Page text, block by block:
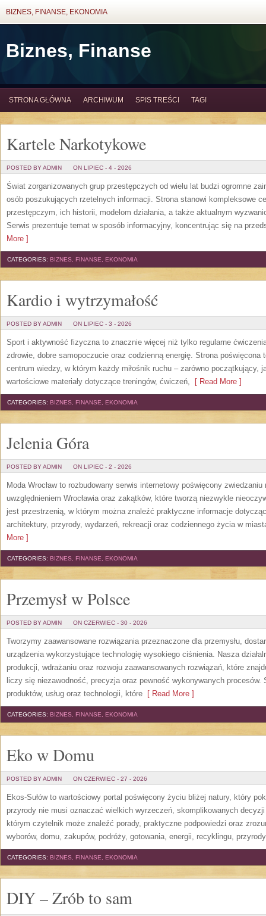
BIZNES, FINANSE, EKONOMIA
Biznes, Finanse
STRONA GŁÓWNA ARCHIWUM SPIS TREŚCI TAGI
Kartele Narkotykowe
POSTED BY ADMIN ON LIPIEC - 4 - 2026
Świat zorganizowanych grup przestępczych od wielu lat budzi ogromne
osób poszukujących rzetelnych informacji. Strona stanowi kompleksowe
przestępczym, ich historii, modelom działania, a także aktualnym
Serwis prezentuje temat w sposób informacyjny, koncentrując się na
More ]
CATEGORIES: BIZNES, FINANSE, EKONOMIA
Kardio i wytrzymałość
POSTED BY ADMIN ON LIPIEC - 3 - 2026
Sport i aktywność fizyczna to znacznie więcej niż tylko regularne
zdrowie, dobre samopoczucie oraz codzienną energię. Strona poświęcona
centrum wiedzy, w którym każdy miłośnik ruchu – zarówno początkujący,
wartościowe materiały dotyczące treningów, ćwiczeń, [ Read More ]
CATEGORIES: BIZNES, FINANSE, EKONOMIA
Jelenia Góra
POSTED BY ADMIN ON LIPIEC - 2 - 2026
Moda Wrocław to rozbudowany serwis internetowy poświęcony
uwzględnieniem Wrocławia oraz zakątków, które tworzą niezwykle
jest przestrzenią, w którym można znaleźć praktyczne informacje
architektury, przyrody, wydarzeń, rekreacji oraz codziennego życia w
More ]
CATEGORIES: BIZNES, FINANSE, EKONOMIA
Przemysł w Polsce
POSTED BY ADMIN ON CZERWIEC - 30 - 2026
Tworzymy zaawansowane rozwiązania przeznaczone dla przemysłu,
urządzenia wykorzystujące technologię wysokiego ciśnienia. Nasza
produkcji, wdrażaniu oraz rozwoju zaawansowanych rozwiązań, które
liczy się niezawodność, precyzja oraz pewność wykonywanych procesów.
produktów, usług oraz technologii, które [ Read More ]
CATEGORIES: BIZNES, FINANSE, EKONOMIA
Eko w Domu
POSTED BY ADMIN ON CZERWIEC - 27 - 2026
Ekos-Sułów to wartościowy portal poświęcony życiu bliżej natury, który
przyrody nie musi oznaczać wielkich wyrzeczeń, skomplikowanych
którym czytelnik może znaleźć porady, praktyczne podpowiedzi oraz
wyborów, domu, zakupów, podróży, gotowania, energii, recyklingu,
CATEGORIES: BIZNES, FINANSE, EKONOMIA
DIY – Zrób to sam